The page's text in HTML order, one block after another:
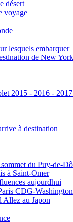
désert
voyage
lesquels embarquer
de New York
2015 - 2016 -
à destination
du Puy-de-
à Saint-Omer
aujourdhui
CDG-Washington
Allez au Japon